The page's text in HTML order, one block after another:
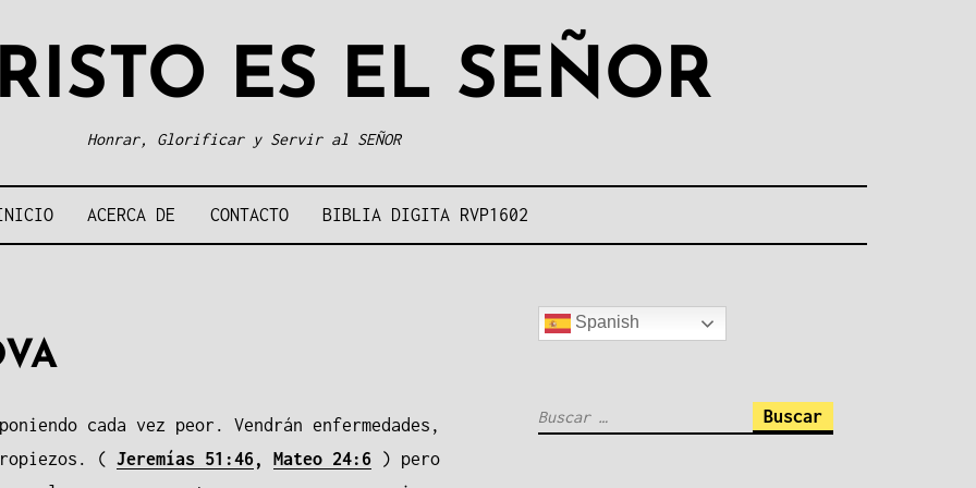
ES EL SEÑOR
Honrar, Glorificar y Servir al SEÑOR
ACERCA DE CONTACTO BIBLIA DIGITA RVP1602
cada vez peor. Vendrán enfermedades,
(
Jeremías 51:46, Mateo 24:6) pero
Spanish
Buscar: